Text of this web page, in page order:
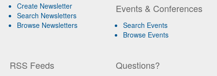
Create Newsletter
Search Newsletters
Browse Newsletters
Events & Conferences
Search Events
Browse Events
RSS Feeds Questions?